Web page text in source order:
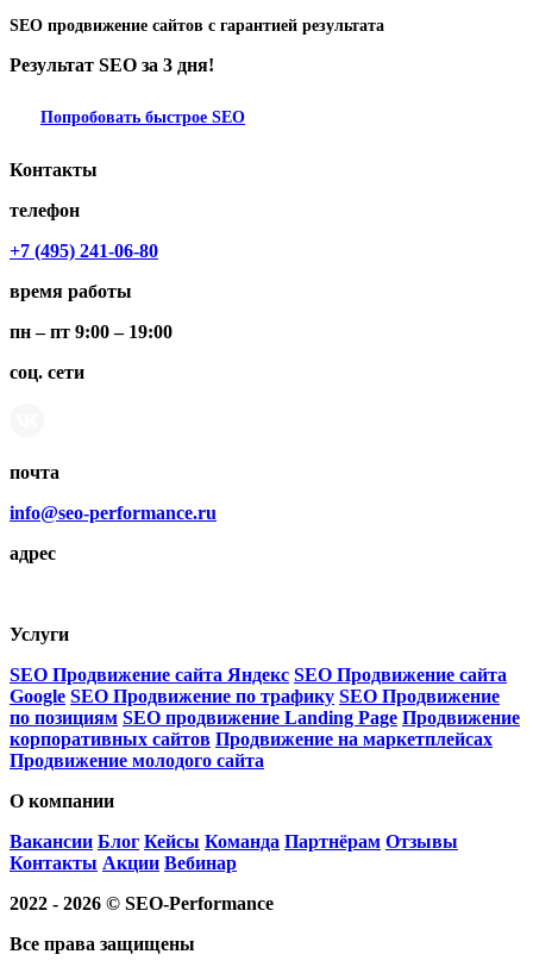
SEO продвижение сайтов с гарантией результата
Результат SEO за 3 дня!
Попробовать быстрое SEO
Контакты
телефон
+7 (495) 241-06-80
время работы
пн – пт 9:00 – 19:00
соц. сети
почта
info@seo-performance.ru
адрес
Услуги
SEO Продвижение сайта Яндекс SEO Продвижение сайта
Google SEO Продвижение по трафику SEO Продвижение
по позициям SEO продвижение Landing Page Продвижение
корпоративных сайтов Продвижение на маркетплейсах
Продвижение молодого сайта
О компании
Вакансии Блог Кейсы Команда Партнёрам Отзывы
Контакты Акции Вебинар
2022 - 2026 © SEO-Performance
Все права защищены